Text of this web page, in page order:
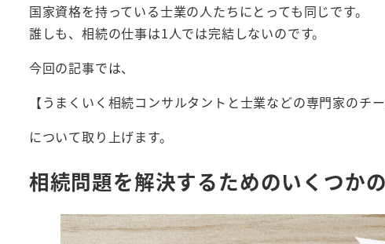
国家資格を持っている士業の人たちにとっても同じです。
誰しも、相続の仕事は1人では完結しないのです。
今回の記事では、
【うまくいく相続コンサルタントと士業などの専門家のチ
について取り上げます。
相続問題を解決するためのいくつか